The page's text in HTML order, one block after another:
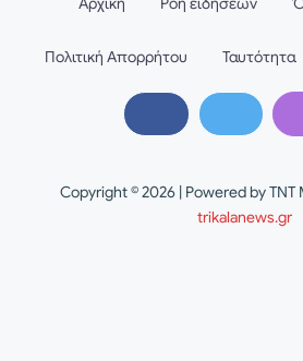
Copyright © 2026 | Powered by TNT
trikalanews.gr
Πολιτική Απορρήτου Ταυτότητα